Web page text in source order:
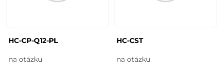
HC-CP-Q12-PL
na otázku
HC-CST
na otázku